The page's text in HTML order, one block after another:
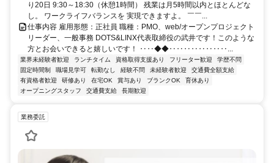
り20日 9:30～18:30（休憩1時間） 残業は月5時間以内とほとんどな
し。 ワークライフバランスを 実現できますよ。 ￣￣...
仕事内容 雇用形態：正社員 職種：PMO、web/オープンプロジェクト
リーダー、一般事務 DOTS&LINX代表取締役の武井です！このような
方とお会いできると嬉しいです！ ‥‥◆◆‥‥‥‥‥‥‥‥...
業界未経験者歓迎 ランチタイム 資格取得支援あり フリーター歓迎
学歴不問
固定時間制
職場見学可 転勤なし 経験不問 未経験者歓迎
交通費全額支給
有資格者歓迎
研修あり 在宅OK 賞与あり ブランクOK
育休あり
オープニングスタッフ
交通費支給 長期歓迎
業務委託